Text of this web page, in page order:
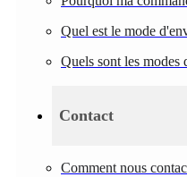
Quel est le mode
Quels sont les
Contact
Comment nous